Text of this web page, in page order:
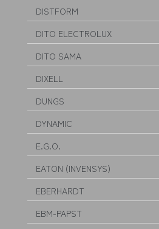
DISTFORM
DITO ELECTROLUX
DITO SAMA
DIXELL
DUNGS
DYNAMIC
E.G.O.
EATON (INVENSYS)
EBERHARDT
EBM-PAPST